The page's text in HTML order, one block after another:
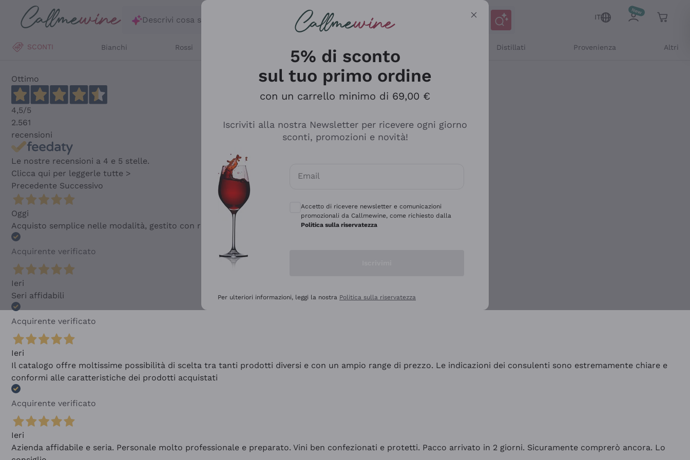
Salta al contenuto principale
Descrivi cosa stai cercando
IT
SCONTI Bianchi Rossi Distillati Provenienza Altri
Ottimo
4,5/5
2.561
recensioni
Le nostre recensioni a 4 e 5 stelle.
Clicca qui per leggerle tutte >
Precedente Successivo
Oggi
Acquisto semplice nelle modalità, gestito con rapidità e professionalità
Acquirente verificato
Ieri
Seri affidabili
Acquirente verificato
Ieri
Il catalogo offre moltissime possibilità di scelta tra tanti prodotti diversi e con un ampio range di prezzo. Le indicazioni dei consulenti sono estremamente chiare e
conformi alle caratteristiche dei prodotti acquistati
Acquirente verificato
Ieri
Azienda affidabile e seria. Personale molto professionale e preparato. Vini ben confezionati e protetti. Pacco arrivato in 2 giorni. Sicuramente comprerò ancora. Lo
5% di sconto
sul tuo primo ordine
con un carrello minimo di 69,00 €
Iscriviti alla nostra Newsletter per ricevere ogni giorno
sconti, promozioni e novità!
Email
Accetto di ricevere newsletter e comunicazioni
promozionali da Callmewine, come richiesto dalla
Politica sulla riservatezza
Per ulteriori informazioni, leggi la nostra Politica sulla riservatezza